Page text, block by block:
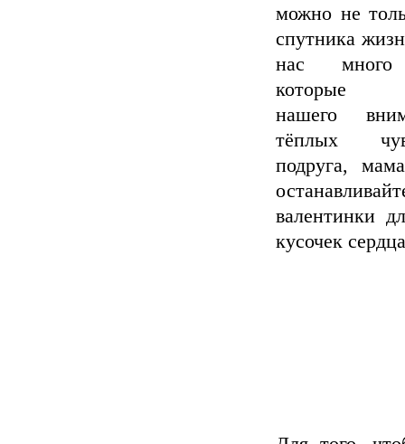
можно не
спутника
нас
которые
нашего
тёплых
подруга,
валентинки
кусочек